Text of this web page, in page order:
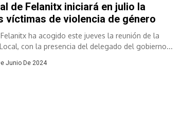
de Felanitx iniciará en julio la
víctimas de violencia de género
ha acogido este jueves la reunión de la
con la presencia del delegado del gobierno...
Junio De 2024